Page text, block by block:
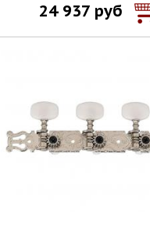
24 937 руб